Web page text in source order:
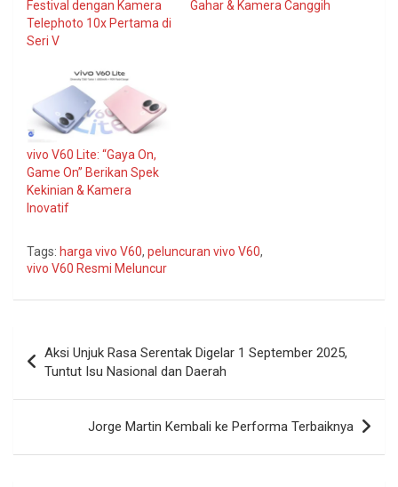
Festival dengan Kamera
Telephoto 10x Pertama di
Seri V
Gahar & Kamera Canggih
vivo V60 Lite: “Gaya On,
Game On” Berikan Spek
Kekinian & Kamera
Inovatif
Tags: harga vivo V60, peluncuran vivo V60,
vivo V60 Resmi Meluncur
pos
Aksi Unjuk Rasa Serentak Digelar 1 September 2025,
Tuntut Isu Nasional dan Daerah
Jorge Martin Kembali ke Performa Terbaiknya